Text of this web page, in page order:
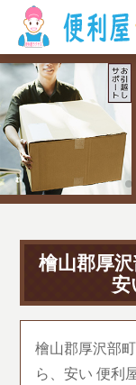
檜山郡厚
安
檜山郡厚沢部
ら、安い 便利